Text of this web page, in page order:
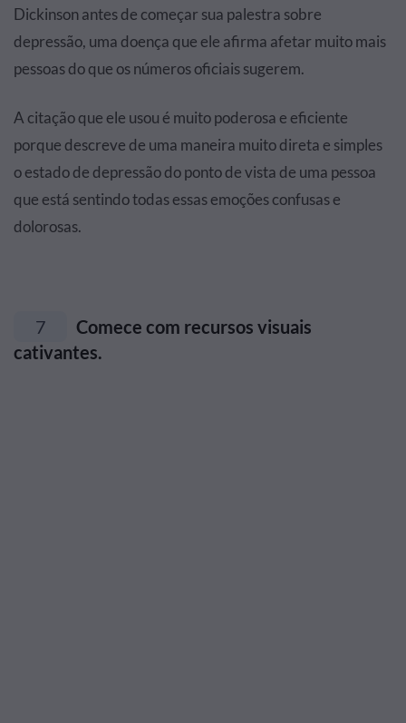
Dickinson antes de começar sua palestra sobre
depressão, uma doença que ele afirma afetar muito mais
pessoas do que os números oficiais sugerem.
A citação que ele usou é muito poderosa e eficiente
porque descreve de uma maneira muito direta e simples
o estado de depressão do ponto de vista de uma pessoa
que está sentindo todas essas emoções confusas e
dolorosas.
7
Comece com recursos visuais
cativantes.